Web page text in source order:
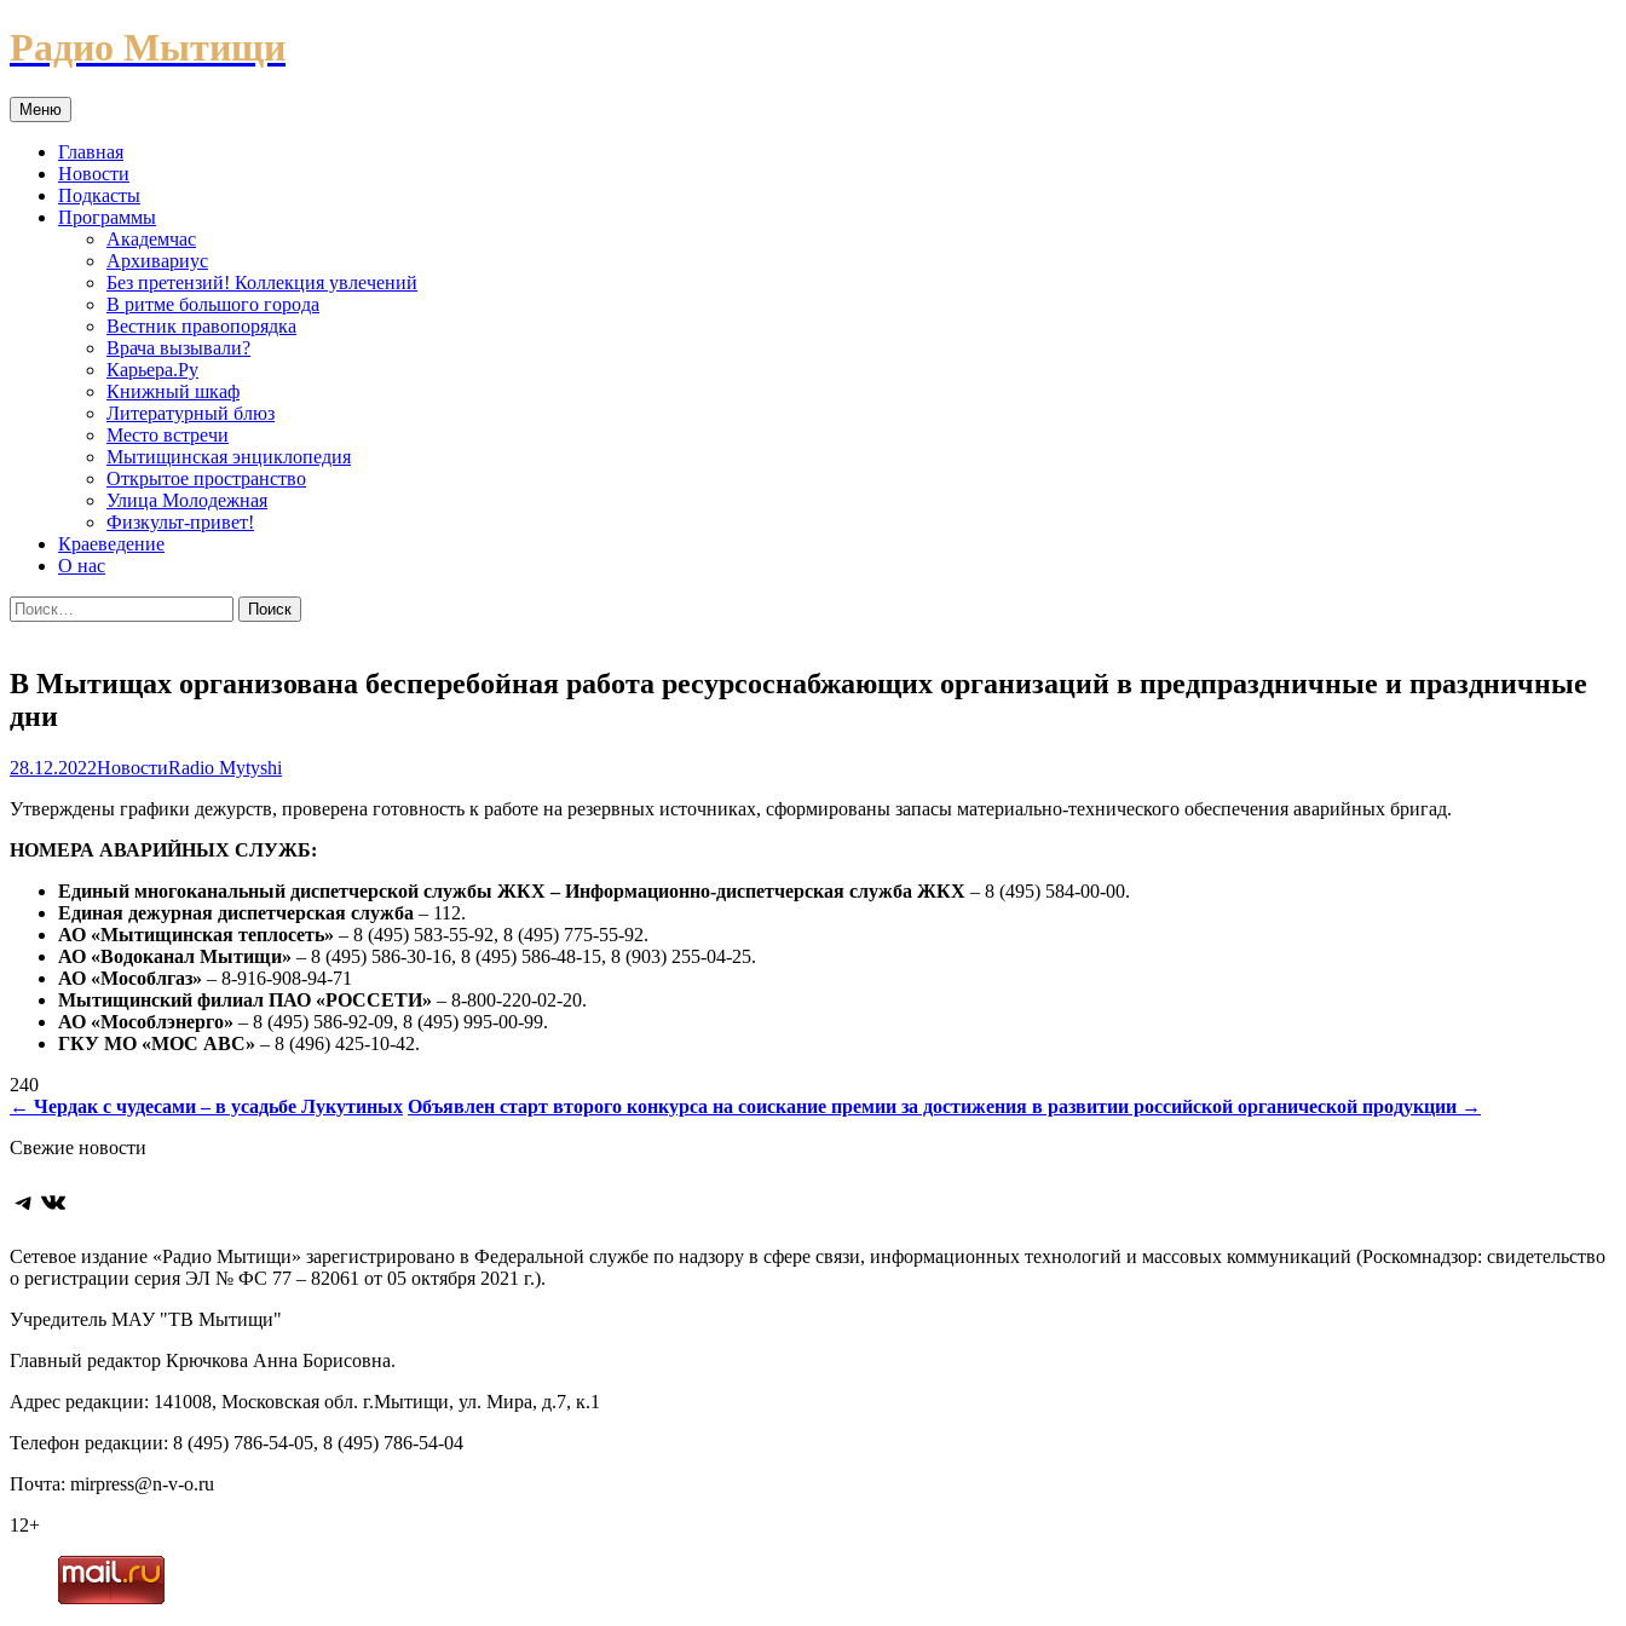
Перейти
к
Радио Мытищи
Меню
Главная
Новости
Подкасты
Программы
Академчас
Архивариус
Без претензий! Коллекция увлечений
В ритме большого города
Вестник правопорядка
Врача вызывали?
Карьера.Ру
Книжный шкаф
Литературный блюз
Место встречи
Мытищинская энциклопедия
Открытое пространство
Улица Молодежная
Физкульт-привет!
Краеведение
О нас
Найти:
В Мытищах организована бесперебойная работа ресурсоснабжающих организаций в предпраздничные и праздничные
дни
28.12.2022НовостиRadio Mytyshi
Утверждены графики дежурств, проверена готовность к работе на резервных источниках, сформированы запасы материально-технического обеспечения аварийных бригад.
НОМЕРА АВАРИЙНЫХ СЛУЖБ:
Единый многоканальный диспетчерской службы ЖКХ –Информационно-диспетчерская служба ЖКХ – 8 (495) 584-00-00.
Единая дежурная диспетчерская служба – 112.
АО «Мытищинская теплосеть» – 8 (495) 583-55-92, 8 (495) 775-55-92.
АО «Водоканал Мытищи» – 8 (495) 586-30-16, 8 (495) 586-48-15, 8 (903) 255-04-25.
АО «Мособлгаз» – 8-916-908-94-71
Мытищинский филиал ПАО «РОССЕТИ» – 8-800-220-02-20.
АО «Мособлэнерго» – 8 (495) 586-92-09, 8 (495) 995-00-99.
ГКУ МО «МОС АВС» – 8 (496) 425-10-42.
240
Навигация
по
← Чердак с чудесами – в усадьбе Лукутиных Объявлен старт второго конкурса на соискание премии за достижения в развитии российской органической продукции →
Свежие новости
Telegram
ВКонтакте
Сетевое издание «Радио Мытищи» зарегистрировано в Федеральной службе по надзору в сфере связи, информационных технологий и массовых коммуникаций (Роскомнадзор: свидетельство
о регистрации серия ЭЛ № ФС 77 – 82061 от 05 октября 2021 г.).
Учредитель МАУ "ТВ Мытищи"
Главный редактор Крючкова Анна Борисовна.
Адрес редакции: 141008, Московская обл. г.Мытищи, ул. Мира, д.7, к.1
Телефон редакции: 8 (495) 786-54-05, 8 (495) 786-54-04
Почта: mirpress@n-v-o.ru
12+